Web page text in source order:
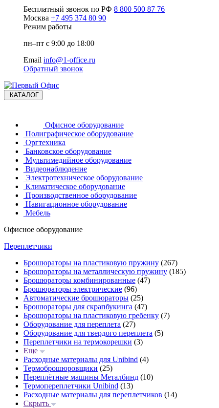
Бесплатный звонок по РФ 8 800 500 87 76
Москва +7 495 374 80 90
Режим работы
пн–пт с 9:00 до 18:00
Email info@1-office.ru
Обратный звонок
КАТАЛОГ
Офисное оборудование
Полиграфическое оборудование
Оргтехника
Банковское оборудование
Мультимедийное оборудование
Видеонаблюдение
Электротехническое оборудование
Климатическое оборудование
Производственное оборудование
Навигационное оборудование
Мебель
Офисное оборудование
Переплетчики
Брошюраторы на пластиковую пружину (267)
Брошюраторы на металлическую пружину (185)
Брошюраторы комбинированные (47)
Брошюраторы электрические (96)
Автоматические брошюраторы (25)
Брошюраторы для скрапбукинга (47)
Брошюраторы на пластиковую гребенку (7)
Оборудование для переплета (27)
Оборудование для твердого переплета (5)
Переплетчики на термокорешки (3)
Еще
Расходные материалы для Unibind (4)
Термоброшюровщики (25)
Переплётные машины Металбинд (10)
Термопереплетчики Unibind (13)
Расходные материалы для переплетчиков (14)
Скрыть